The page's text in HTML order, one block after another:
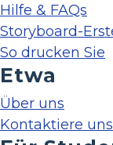
Hilfe & FAQs
Storyboard-
So drucken Sie
Etwa
Über uns
Kontaktiere uns